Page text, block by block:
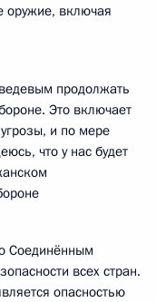
оружие, включая
продолжать
Это включает
и по мере
что у нас будет
Соединённым
всех стран.
опасностью